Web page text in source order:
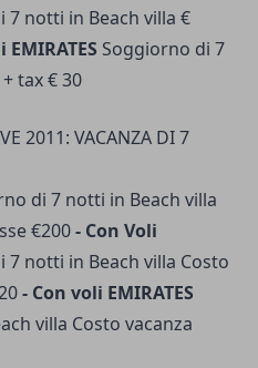
7 notti in Beach villa €
Soggiorno di 7
tax € 30
2011: VACANZA DI 7
di 7 notti in Beach villa
€200- Con Voli
7 notti in Beach villa Costo
- Con voli EMIRATES
villa Costo vacanza